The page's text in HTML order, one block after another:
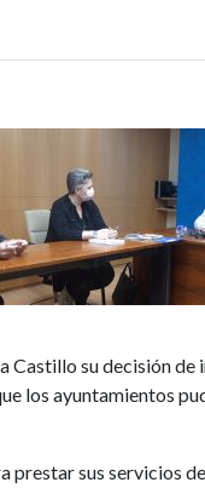
Castillo su decisión de
los ayuntamientos
prestar sus servicios